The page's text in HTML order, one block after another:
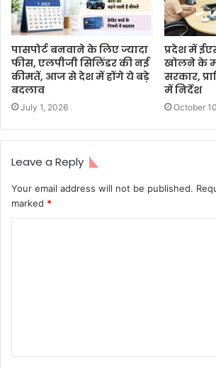
पासपोर्ट बनवाने के लिए ज्यादा
फीस, एलपीजी सिलिंडर की नई
कीमतें, आज से देश में होंगे ये बड़े
बदलाव
July 1, 2026
प्रदेश में
खोलने के
सरकार,
में निर्देश
October
Leave a Reply
Your email address will not be published.
marked *
t